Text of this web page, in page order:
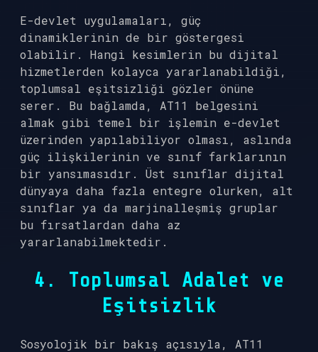
E-devlet uygulamaları, güç
dinamiklerinin de bir göstergesi
olabilir. Hangi kesimlerin bu dijital
hizmetlerden kolayca yararlanabildiği,
toplumsal eşitsizliği gözler önüne
serer. Bu bağlamda, AT11 belgesini
almak gibi temel bir işlemin e-devlet
üzerinden yapılabiliyor olması, aslında
güç ilişkilerinin ve sınıf farklarının
bir yansımasıdır. Üst sınıflar dijital
dünyaya daha fazla entegre olurken, alt
sınıflar ya da marjinalleşmiş gruplar
bu fırsatlardan daha az
yararlanabilmektedir.
4. Toplumsal Adalet ve
Eşitsizlik
Sosyolojik bir bakış açısıyla, AT11